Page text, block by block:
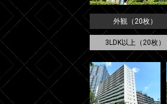
外観（20枚）
3LDK以上（20枚）